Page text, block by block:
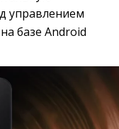
управлением
базе Android